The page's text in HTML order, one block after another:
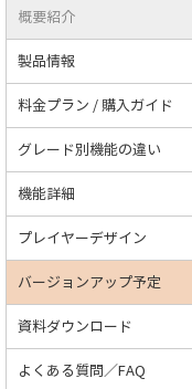
概要紹介
製品情報
料金プラン / 購入ガイド
グレード別機能の違い
機能詳細
プレイヤーデザイン
バージョンアップ予定
資料ダウンロード
よくある質問／FAQ